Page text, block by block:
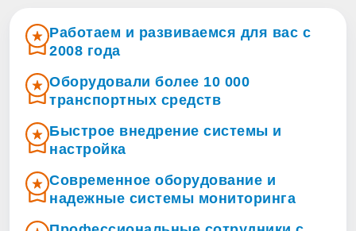
Работаем и развиваемся для вас с
2008 года
Оборудовали более 10 000
транспортных средств
Быстрое внедрение системы и
настройка
Современное оборудование и
надежные системы мониторинга